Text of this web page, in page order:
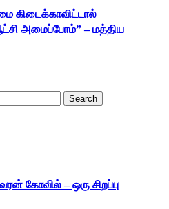
கிடைக்காவிட்டால்
அமைப்போம்” – மத்திய
கோவில் – ஒரு சிறப்பு